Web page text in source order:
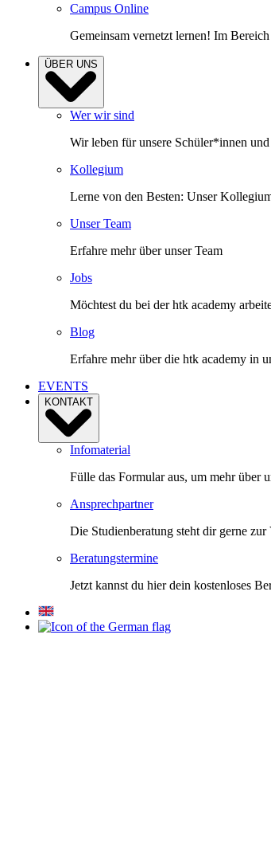
Campus Online
Gemeinsam vernetzt lernen! Im
ÜBER UNS
Wer wir sind
Wir leben für unsere Schüler*innen
Kollegium
Lerne von den Besten: Unser
Unser Team
Erfahre mehr über unser Team
Jobs
Möchtest du bei der htk academy
Blog
Erfahre mehr über die htk academy in
EVENTS
KONTAKT
Infomaterial
Fülle das Formular aus, um mehr über
Ansprechpartner
Die Studienberatung steht dir gerne zur
Beratungstermine
Jetzt kannst du hier dein kostenloses